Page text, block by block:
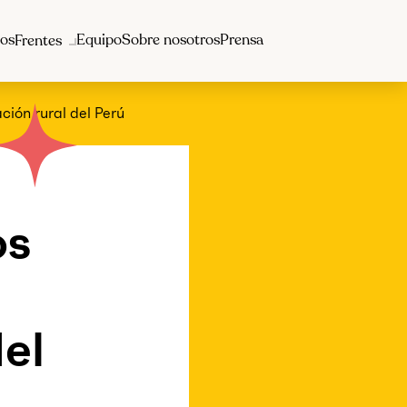
Frentes EquipoSobre nosotrosPrensa
rural del Perú